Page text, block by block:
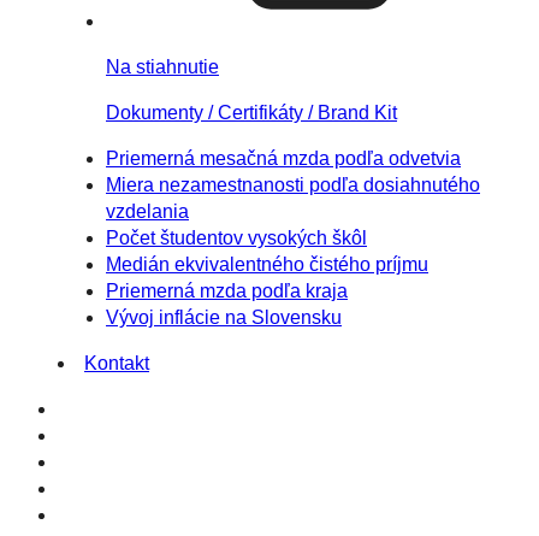
Na stiahnutie
Dokumenty / Certifikáty / Brand Kit
Priemerná mesačná mzda podľa odvetvia
Miera nezamestnanosti podľa dosiahnutého
vzdelania
Počet študentov vysokých škôl
Medián ekvivalentného čistého príjmu
Priemerná mzda podľa kraja
Vývoj inflácie na Slovensku
Kontakt